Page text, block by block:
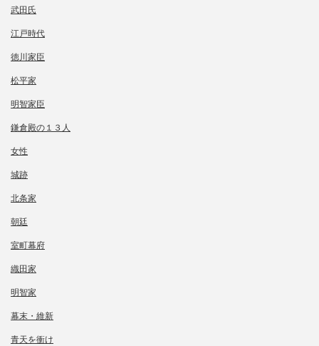
武田氏
江戸時代
徳川家臣
松平家
明智家臣
鎌倉殿の１３人
女性
城跡
北条家
朝廷
室町幕府
織田家
明智家
幕末・維新
青天を衝け